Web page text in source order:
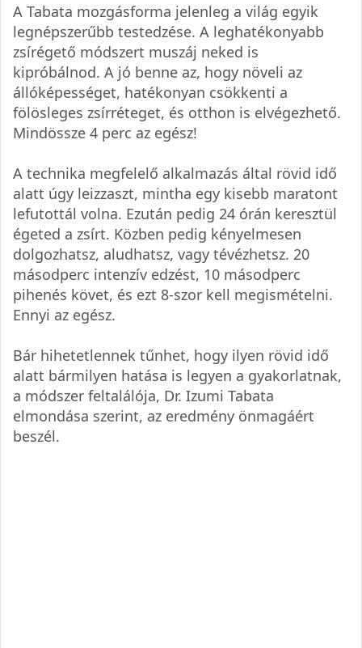
A Tabata mozgásforma jelenleg a világ egyik
legnépszerűbb testedzése. A leghatékonyabb
zsírégető módszert muszáj neked is
kipróbálnod. A jó benne az, hogy növeli az
állóképességet, hatékonyan csökkenti a
fölösleges zsírréteget, és otthon is elvégezhető.
Mindössze 4 perc az egész!
A technika megfelelő alkalmazás által rövid idő
alatt úgy leizzaszt, mintha egy kisebb maratont
lefutottál volna. Ezután pedig 24 órán keresztül
égeted a zsírt. Közben pedig kényelmesen
dolgozhatsz, aludhatsz, vagy tévézhetsz. 20
másodperc intenzív edzést, 10 másodperc
pihenés követ, és ezt 8-szor kell megismételni.
Ennyi az egész.
Bár hihetetlennek tűnhet, hogy ilyen rövid idő
alatt bármilyen hatása is legyen a gyakorlatnak,
a módszer feltalálója, Dr. Izumi Tabata
elmondása szerint, az eredmény önmagáért
beszél.